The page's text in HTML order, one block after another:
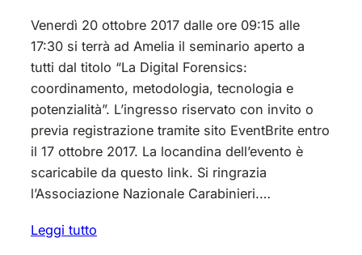
Venerdì 20 ottobre 2017 dalle ore 09:15 alle
17:30 si terrà ad Amelia il seminario aperto a
tutti dal titolo “La Digital Forensics:
coordinamento, metodologia, tecnologia e
potenzialità”. L’ingresso riservato con invito o
previa registrazione tramite sito EventBrite entro
il 17 ottobre 2017. La locandina dell’evento è
scaricabile da questo link. Si ringrazia
l’Associazione Nazionale Carabinieri.…
Leggi tutto